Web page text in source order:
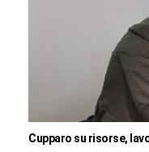
Cupparo su risorse,